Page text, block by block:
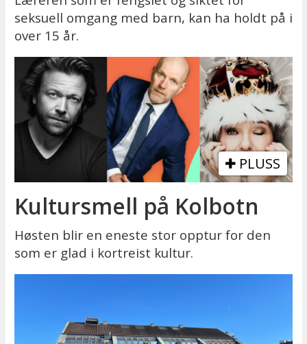
seksuell omgang med barn, kan ha holdt på i
over 15 år.
PLUSS
Kultursmell på Kolbotn
Høsten blir en eneste stor opptur for den
som er glad i kortreist kultur.